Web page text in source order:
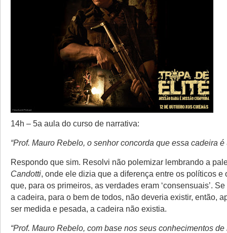
14h – 5a aula do curso de narrativa:
“Prof. Mauro Rebelo, o senhor concorda que essa cadeira é
Respondo que sim. Resolvi não polemizar lembrando a
Candotti, onde ele dizia que a diferença entre os políticos e
que, para os primeiros, as verdades eram ‘consensuais’.
a cadeira, para o bem de todos, não deveria existir, então,
ser medida e pesada, a cadeira não existia.
“Prof. Mauro Rebelo, com base nos seus conhecimentos